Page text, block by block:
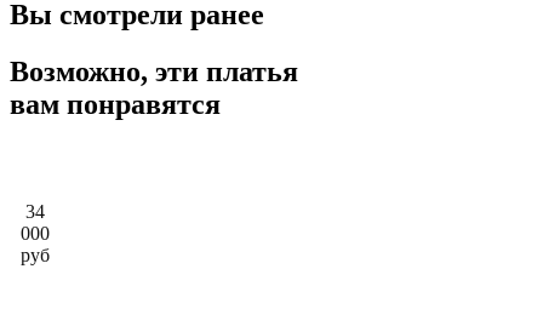
Вы смотрели ранее
Возможно, эти платья
вам понравятся
34
000
руб